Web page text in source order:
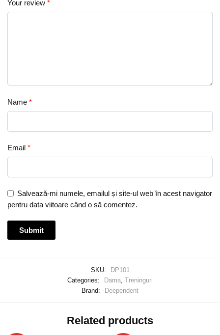
Your review *
Name *
Email *
Salvează-mi numele, emailul și site-ul web în acest navigator
pentru data viitoare când o să comentez.
SKU:
DP101
Categories:
Dama Treninguri
Brand:
Deependent
Related products